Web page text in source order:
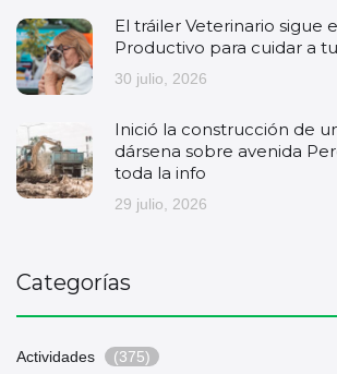
El tráiler Veterinario sigue
Productivo para cuidar a
30 julio, 2026
Inició la construcción de
dársena sobre avenida
toda la info
29 julio, 2026
Categorías
Actividades (375)